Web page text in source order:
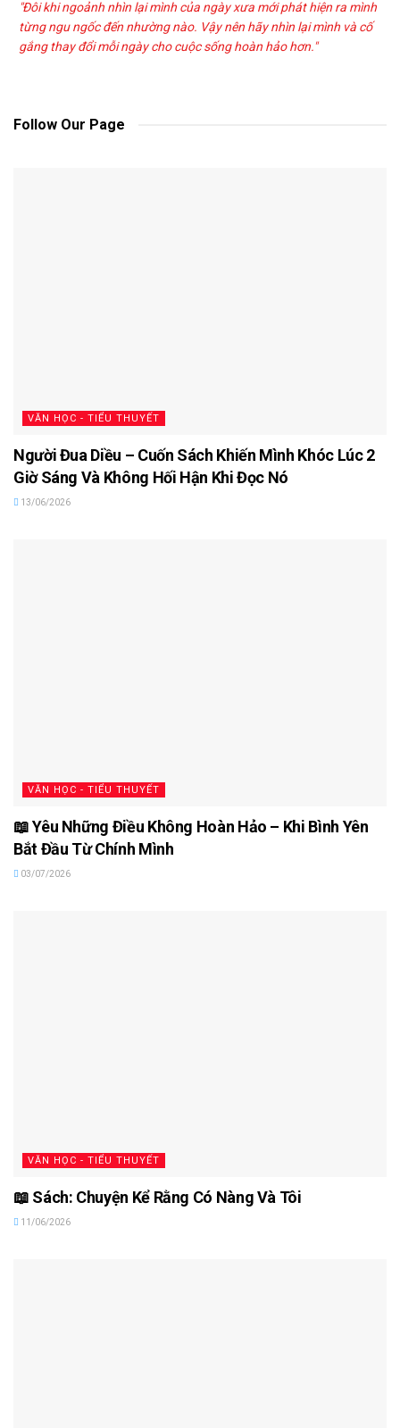
"Đôi khi ngoảnh nhìn lại mình của ngày xưa mới phát hiện ra mình
từng ngu ngốc đến nhường nào. Vậy nên hãy nhìn lại mình và cố
gắng thay đổi mỗi ngày cho cuộc sống hoàn hảo hơn."
Follow Our Page
VĂN HỌC - TIỂU THUYẾT
Người Đua Diều – Cuốn Sách Khiến Mình Khóc Lúc 2
Giờ Sáng Và Không Hối Hận Khi Đọc Nó
13/06/2026
VĂN HỌC - TIỂU THUYẾT
📖 Yêu Những Điều Không Hoàn Hảo – Khi Bình Yên
Bắt Đầu Từ Chính Mình
03/07/2026
VĂN HỌC - TIỂU THUYẾT
📖 Sách: Chuyện Kể Rằng Có Nàng Và Tôi
11/06/2026